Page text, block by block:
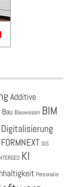
Additive
Bau Bauwesen BIM
Digitalisierung
FORMNEXT GIS
KI
Personalie